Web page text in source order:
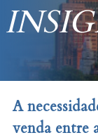
A
venda entre